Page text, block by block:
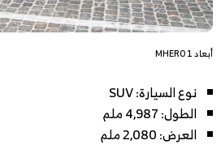
أبعاد MHERO 1
نوع السيارة: SUV
الطول: 4,987 ملم
العرض: 2,080 ملم